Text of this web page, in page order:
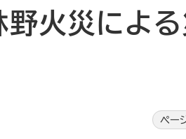
火災によ
ペー